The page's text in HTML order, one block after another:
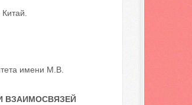
имени М.В.
ВЗАИМОСВЯЗЕЙ